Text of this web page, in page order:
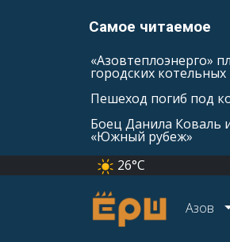
Самое читаемое
«Азовтеплоэнерго»
городских котельных
Пешеход погиб под
Боец Данила Коваль
«Южный рубеж»
26°C
Азов